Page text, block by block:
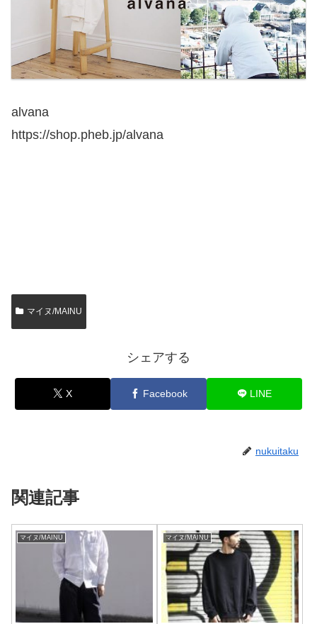
alvana
https://shop.pheb.jp/alvana
マイヌ/MAINU
シェアする
X Facebook LINE
nukuitaku
関連記事
マイヌ/MAINU マイヌ/MAINU